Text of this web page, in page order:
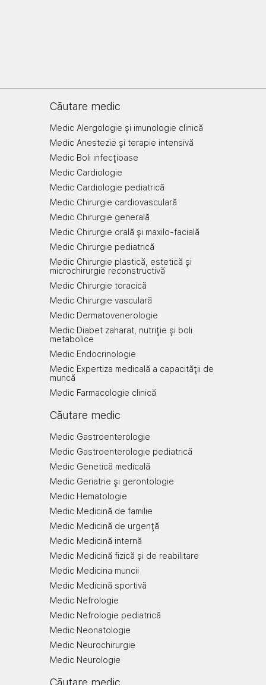
Căutare medic
Medic Alergologie şi imunologie clinică
Medic Anestezie şi terapie intensivă
Medic Boli infecţioase
Medic Cardiologie
Medic Cardiologie pediatrică
Medic Chirurgie cardiovasculară
Medic Chirurgie generală
Medic Chirurgie orală şi maxilo-facială
Medic Chirurgie pediatrică
Medic Chirurgie plastică, estetică şi
microchirurgie reconstructivă
Medic Chirurgie toracică
Medic Chirurgie vasculară
Medic Dermatovenerologie
Medic Diabet zaharat, nutriţie şi boli
metabolice
Medic Endocrinologie
Medic Expertiza medicală a capacităţii de
muncă
Medic Farmacologie clinică
Căutare medic
Medic Gastroenterologie
Medic Gastroenterologie pediatrică
Medic Genetică medicală
Medic Geriatrie şi gerontologie
Medic Hematologie
Medic Medicină de familie
Medic Medicină de urgenţă
Medic Medicină internă
Medic Medicină fizică şi de reabilitare
Medic Medicina muncii
Medic Medicină sportivă
Medic Nefrologie
Medic Nefrologie pediatrică
Medic Neonatologie
Medic Neurochirurgie
Medic Neurologie
Căutare medic